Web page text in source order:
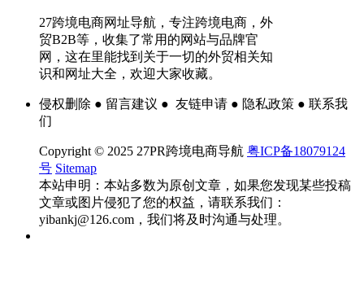
27跨境电商网址导航，专注跨境电商，外
贸B2B等，收集了常用的网站与品牌官
网，这在里能找到关于一切的外贸相关知
识和网址大全，欢迎大家收藏。
侵权删除 ● 留言建议 ● 友链申请 ● 隐私政策 ● 联系我
们
Copyright © 2025 27PR跨境电商导航 粤ICP备18079124
号 Sitemap
本站申明：本站多数为原创文章，如果您发现某些投稿
文章或图片侵犯了您的权益，请联系我们：
yibankj@126.com，我们将及时沟通与处理。